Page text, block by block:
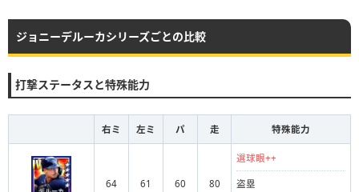
ジョニーデルーカシリーズごとの比較
打撃ステータスと特殊能力
右ミ 左ミ パ 走 特殊能力
64 61 60 80
選球眼++
盗塁